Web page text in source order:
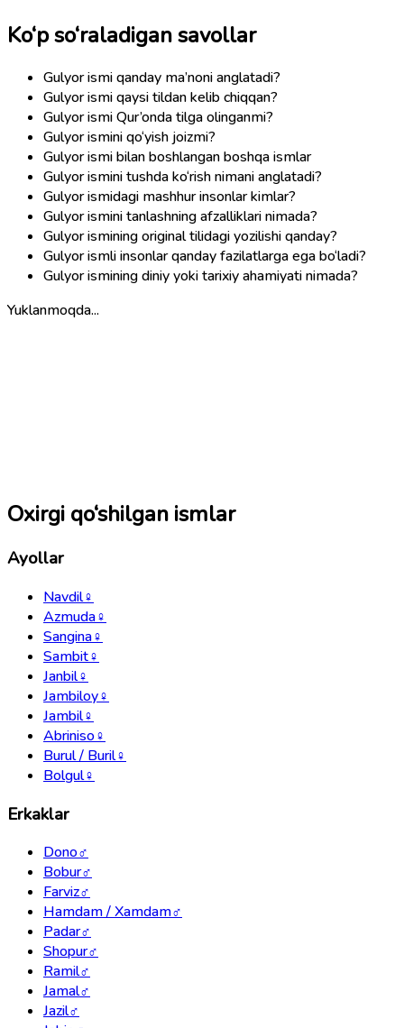
Ko‘p so‘raladigan savollar
Gulyor ismi qanday ma’noni anglatadi?
Gulyor ismi qaysi tildan kelib chiqqan?
Gulyor ismi Qur’onda tilga olinganmi?
Gulyor ismini qo‘yish joizmi?
Gulyor ismi bilan boshlangan boshqa ismlar
Gulyor ismini tushda ko‘rish nimani anglatadi?
Gulyor ismidagi mashhur insonlar kimlar?
Gulyor ismini tanlashning afzalliklari nimada?
Gulyor ismining original tilidagi yozilishi qanday?
Gulyor ismli insonlar qanday fazilatlarga ega bo‘ladi?
Gulyor ismining diniy yoki tarixiy ahamiyati nimada?
Yuklanmoqda...
Oxirgi qo‘shilgan ismlar
Ayollar
Navdil♀
Azmuda♀
Sangina♀
Sambit♀
Janbil♀
Jambiloy♀
Jambil♀
Abriniso♀
Burul / Buril♀
Bolgul♀
Erkaklar
Dono♂
Bobur♂
Farviz♂
Hamdam / Xamdam♂
Padar♂
Shopur♂
Ramil♂
Jamal♂
Jazil♂